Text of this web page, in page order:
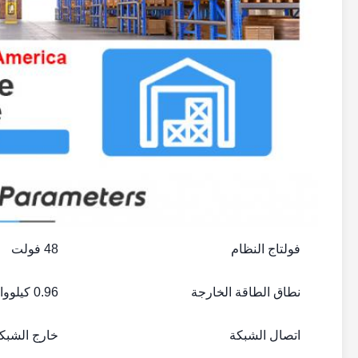
فولتاج النظام 48 فولت
نطاق الطاقة الخارجة 0.96 كيلوواط ساعة
اتصال الشبكة خارج